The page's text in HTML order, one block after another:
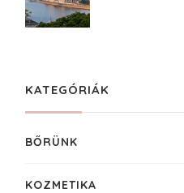
KATEGÓRIÁK
BŐRÜNK
KOZMETIKA